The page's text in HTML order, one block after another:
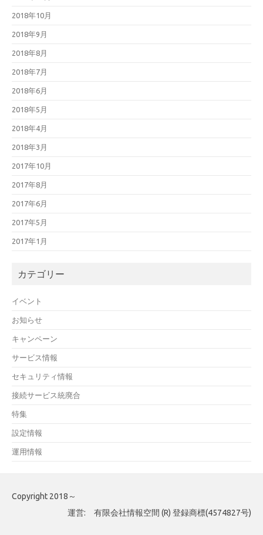
2018年10月
2018年9月
2018年8月
2018年7月
2018年6月
2018年5月
2018年4月
2018年3月
2017年10月
2017年8月
2017年6月
2017年5月
2017年1月
カテゴリー
イベント
お知らせ
キャンペーン
サービス情報
セキュリティ情報
接続サービス統廃合
特集
設定情報
運用情報
Copyright 2018～
運営: 有限会社情報空間 (R) 登録商標(4574827号)